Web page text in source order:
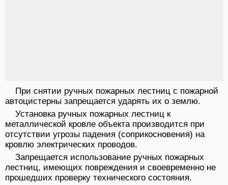
При снятии ручных пожарных лестниц с пожарной
автоцистерны запрещается ударять их о землю.
Установка ручных пожарных лестниц к
металлической кровле объекта производится при
отсутствии угрозы падения (соприкосновения) на
кровлю электрических проводов.
Запрещается использование ручных пожарных
лестниц, имеющих повреждения и своевременно не
прошедших проверку технического состояния.